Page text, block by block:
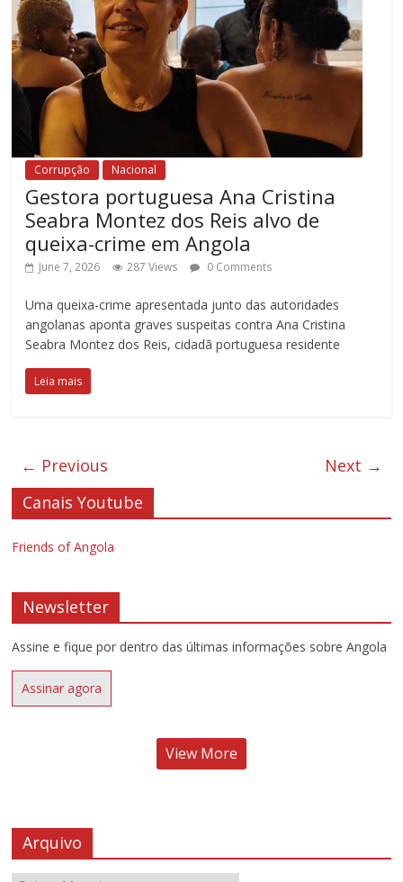
Corrupção Nacional
Gestora portuguesa Ana Cristina
Seabra Montez dos Reis alvo de
queixa-crime em Angola
June 7, 2026 287 Views 0 Comments
Uma queixa-crime apresentada junto das autoridades
angolanas aponta graves suspeitas contra Ana Cristina
Seabra Montez dos Reis, cidadã portuguesa residente
Leia mais
← Previous
Next →
Canais Youtube
Friends of Angola
Newsletter
Assine e fique por dentro das últimas informações sobre Angola
Assinar agora
View More
Arquivo